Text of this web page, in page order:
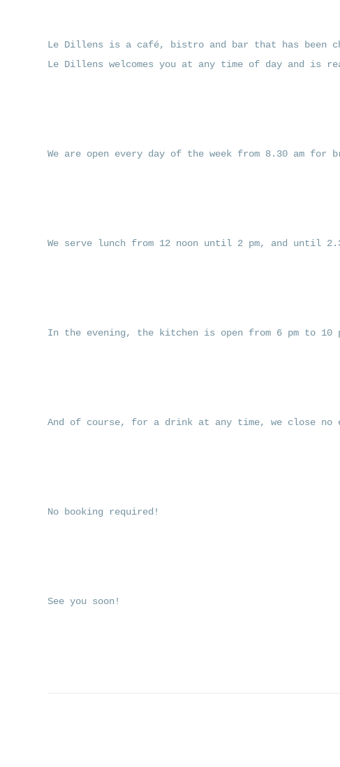
Le Dillens is a café, bistro and bar that has been
Le Dillens welcomes you at any time of day and is
We are open every day of the week from 8.30 am for
We serve lunch from 12 noon until 2 pm, and until
In the evening, the kitchen is open from 6 pm to 10
And of course, for a drink at any time, we close no
No booking required!
See you soon!